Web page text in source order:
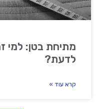
מתיחת בטן: למי
לדעת?
קרא עוד »